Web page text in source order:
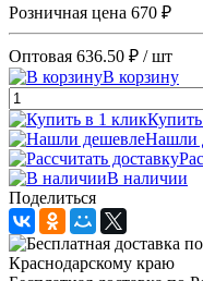
Розничная цена 670 ₽
Оптовая 636.50 ₽ / шт
В корзину
Нашли
В наличии
Поделиться